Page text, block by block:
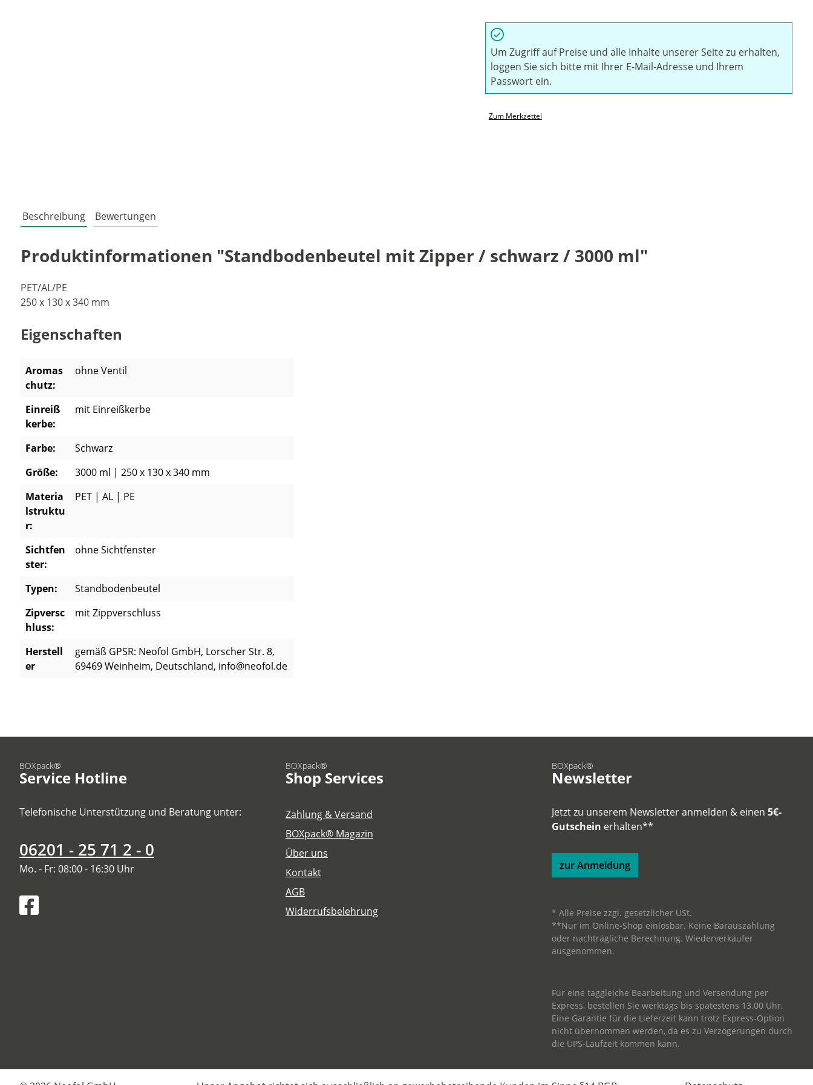
Um Zugriff auf Preise und alle Inhalte unserer Seite zu erhalten,
loggen Sie sich bitte mit Ihrer E-Mail-Adresse und Ihrem
Passwort ein.
Zum Merkzettel
Beschreibung Bewertungen
Produktinformationen "Standbodenbeutel mit Zipper / schwarz / 3000 ml"
PET/AL/PE
250 x 130 x 340 mm
Eigenschaften
Aromas
chutz:
ohne Ventil
Einreiß
kerbe:
mit Einreißkerbe
Farbe:
Schwarz
Größe:
3000 ml | 250 x 130 x 340 mm
Materia
lstruktu
r:
PET | AL | PE
Sichtfen
ster:
ohne Sichtfenster
Typen:
Standbodenbeutel
Zipversc
hluss:
mit Zippverschluss
Herstell
er
gemäß GPSR: Neofol GmbH, Lorscher Str. 8,
69469 Weinheim, Deutschland, info@neofol.de
BOXpack®
Service Hotline
Telefonische Unterstützung und Beratung unter:
06201 - 25 71 2 - 0
Mo. - Fr: 08:00 - 16:30 Uhr
BOXpack®
Shop Services
Zahlung & Versand
BOXpack® Magazin
Über uns
Kontakt
AGB
Widerrufsbelehrung
BOXpack®
Newsletter
Jetzt zu unserem Newsletter anmelden & einen 5€-
Gutschein erhalten**
zur Anmeldung
* Alle Preise zzgl. gesetzlicher USt.
**Nur im Online-Shop einlösbar. Keine Barauszahlung
oder nachträgliche Berechnung. Wiederverkäufer
ausgenommen.
Für eine taggleiche Bearbeitung und Versendung per
Express, bestellen Sie werktags bis spätestens 13.00 Uhr.
Eine Garantie für die Lieferzeit kann trotz Express-Option
nicht übernommen werden, da es zu Verzögerungen durch
die UPS-Laufzeit kommen kann.